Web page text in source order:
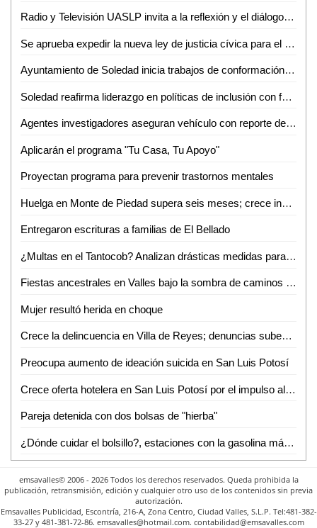
Radio y Televisión UASLP invita a la reflexión y el diálogo sobre la diversidad con la 6ª Jornada Radiofónica "Mes del Orgullo"
Se aprueba expedir la nueva ley de justicia cívica para el estado y municipios de San Luis Potosí
Ayuntamiento de Soledad inicia trabajos de conformación de segundo informe de gobierno
Soledad reafirma liderazgo en políticas de inclusión con feria nacional del empleo 2026
Agentes investigadores aseguran vehículo con reporte de robo en Tamazunchale
Aplicarán el programa "Tu Casa, Tu Apoyo"
Proyectan programa para prevenir trastornos mentales
Huelga en Monte de Piedad supera seis meses; crece incertidumbre por prendas empeñadas
Entregaron escrituras a familias de El Bellado
¿Multas en el Tantocob? Analizan drásticas medidas para cuidar áreas verdes
Fiestas ancestrales en Valles bajo la sombra de caminos destrozados
Mujer resultó herida en choque
Crece la delincuencia en Villa de Reyes; denuncias suben 33% en un año
Preocupa aumento de ideación suicida en San Luis Potosí
Crece oferta hotelera en San Luis Potosí por el impulso al turismo de Ricardo Gallardo
Pareja detenida con dos bolsas de "hierba"
¿Dónde cuidar el bolsillo?, estaciones con la gasolina más barata en SLP capital
emsavalles© 2006 - 2026 Todos los derechos reservados. Queda prohibida la
publicación, retransmisión, edición y cualquier otro uso de los contenidos sin previa
autorización.
Emsavalles Publicidad, Escontría, 216-A, Zona Centro, Ciudad Valles, S.L.P. Tel:481-382-
33-27 y 481-381-72-86. emsavalles@hotmail.com. contabilidad@emsavalles.com